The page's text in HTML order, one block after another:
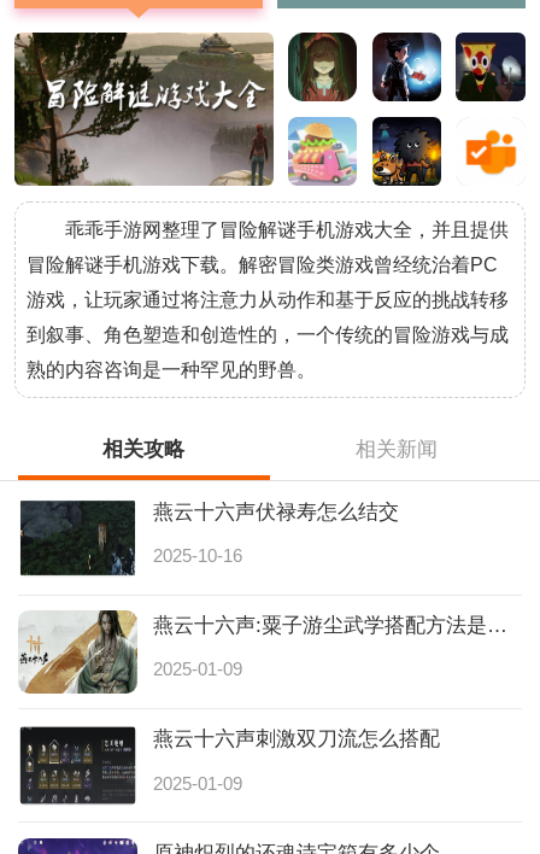
乖乖手游网整理了冒险解谜手机游戏大全，并且提供
冒险解谜手机游戏下载。解密冒险类游戏曾经统治着PC
游戏，让玩家通过将注意力从动作和基于反应的挑战转移
到叙事、角色塑造和创造性的，一个传统的冒险游戏与成
熟的内容咨询是一种罕见的野兽。
相关攻略 相关新闻
燕云十六声伏禄寿怎么结交
2025-10-16
燕云十六声:粟子游尘武学搭配方法是什么
2025-01-09
燕云十六声刺激双刀流怎么搭配
2025-01-09